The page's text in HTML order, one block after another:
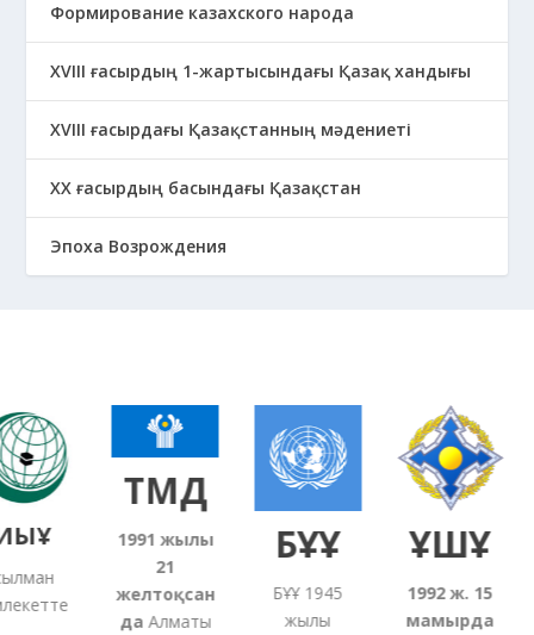
Формирование казахского народа
ХVIII ғасырдың 1-жартысындағы Қазақ хандығы
ХVІІІ ғасырдағы Қазақстанның мәдениеті
ХХ ғасырдың басындағы Қазақстан
Эпоха Возрождения
ТМД
1991жылғы
21
желтоқсан
даАлматы
БҰҰ
БҰҰ 1945
жылы
ҰҚШҰ
1992 ж. 15
мамырда